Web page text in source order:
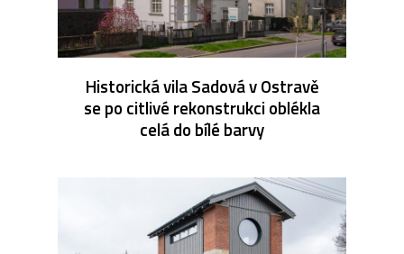
Historická vila Sadová v Ostravě
se po citlivé rekonstrukci oblékla
celá do bílé barvy